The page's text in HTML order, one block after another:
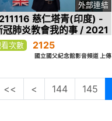
外部連結
211116 慈仁塔青(印度) -
冠肺炎教會我的事 / 2021
籍學生華語文演講比賽 第
二名
次數 2125
國立國父紀念館影音頻道 上傳
<< < 144 145